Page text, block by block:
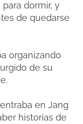
dormir, y
de quedarse
organizando
de su
en Jang
historias de